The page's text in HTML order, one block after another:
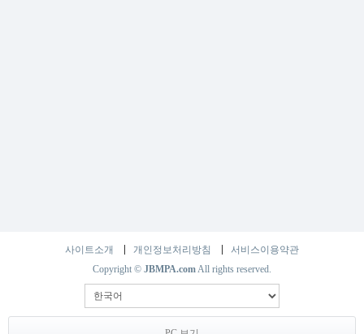
사이트소개 개인정보처리방침
서비스이용약관
Copyright © JBMPA.comAll rights reserved.